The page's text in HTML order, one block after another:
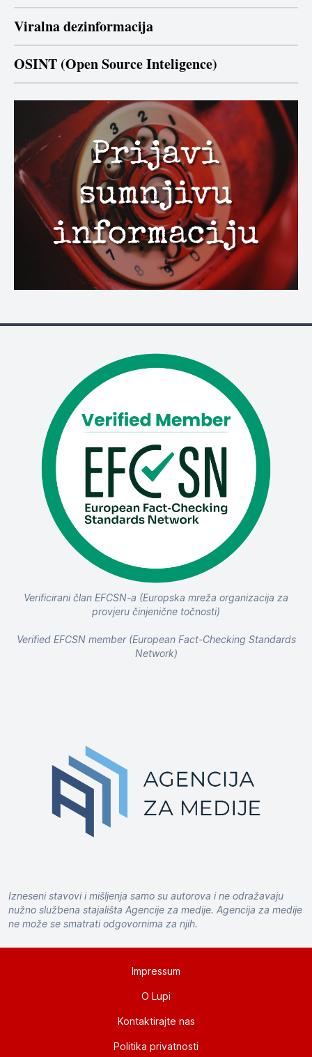
Viralna dezinformacija
OSINT (Open Source Inteligence)
Verificirani član EFCSN-a (Europska mreža organizacija za
provjeru činjenične točnosti)
Verified EFCSN member (European Fact-Checking Standards
Network)
Izneseni stavovi i mišljenja samo su autorova i ne odražavaju
nužno službena stajališta Agencije za medije. Agencija za medije
ne može se smatrati odgovornima za njih.
Impressum
O Lupi
Kontaktirajte nas
Politika privatnosti